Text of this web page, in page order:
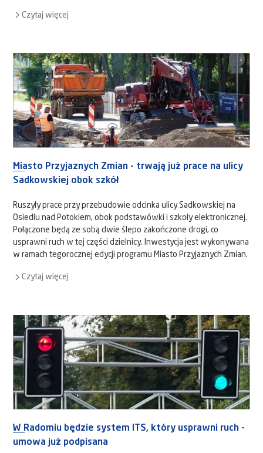
Czytaj więcej
Miasto Przyjaznych Zmian - trwają już prace na ulicy
Sadkowskiej obok szkół
Ruszyły prace przy przebudowie odcinka ulicy Sadkowskiej na
Osiedlu nad Potokiem, obok podstawówki i szkoły elektronicznej.
Połączone będą ze sobą dwie ślepo zakończone drogi, co
usprawni ruch w tej części dzielnicy. Inwestycja jest wykonywana
w ramach tegorocznej edycji programu Miasto Przyjaznych Zmian.
Czytaj więcej
W Radomiu będzie system ITS, który usprawni ruch -
umowa już podpisana